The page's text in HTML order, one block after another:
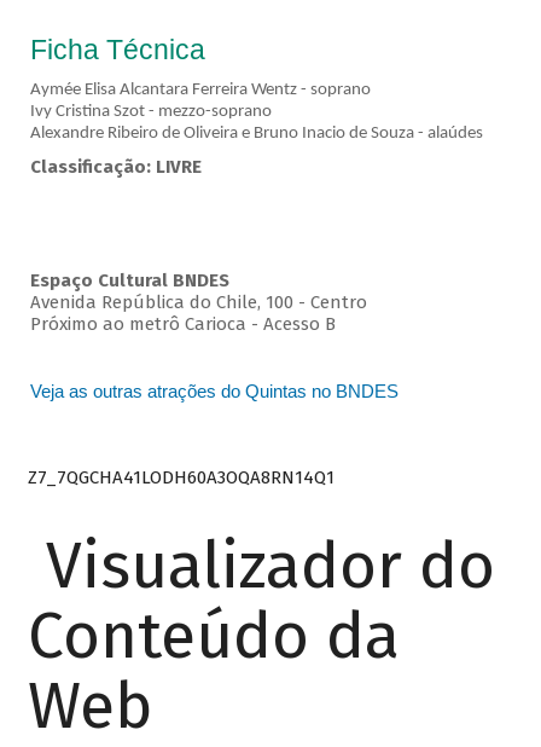
Ficha Técnica
Aymée Elisa Alcantara Ferreira Wentz - soprano
Ivy Cristina Szot - mezzo-soprano
Alexandre Ribeiro de Oliveira e Bruno Inacio de Souza - alaúdes
Classificação: LIVRE
Espaço Cultural BNDES
Avenida República do Chile, 100 - Centro
Próximo ao metrô Carioca - Acesso B
Veja as outras atrações do Quintas no BNDES
Z7_7QGCHA41LODH60A3OQA8RN14Q1
Visualizador do
Conteúdo da
Web